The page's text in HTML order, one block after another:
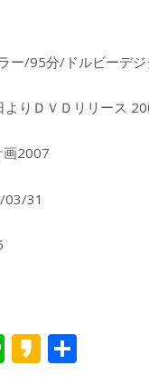
ー/95分/ドルビーデ
りＤＶＤリリース
画2007
31
Li K